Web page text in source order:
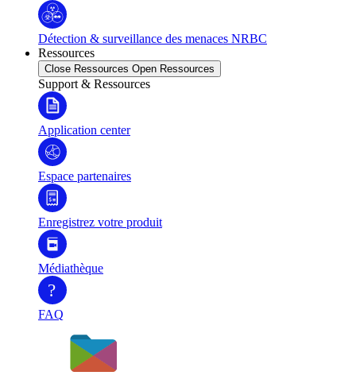
Détection & surveillance des menaces NRBC
Ressources
Close Ressources Open Ressources
Support & Ressources
Application center
Espace partenaires
Enregistrez votre produit
Médiathèque
?
FAQ